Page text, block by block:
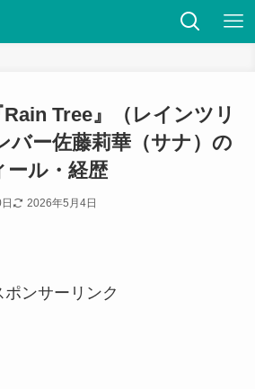
Tree』（レインツリ
バー佐藤莉華（サナ）の
ール・経歴
2026年5月4日
ポンサーリンク